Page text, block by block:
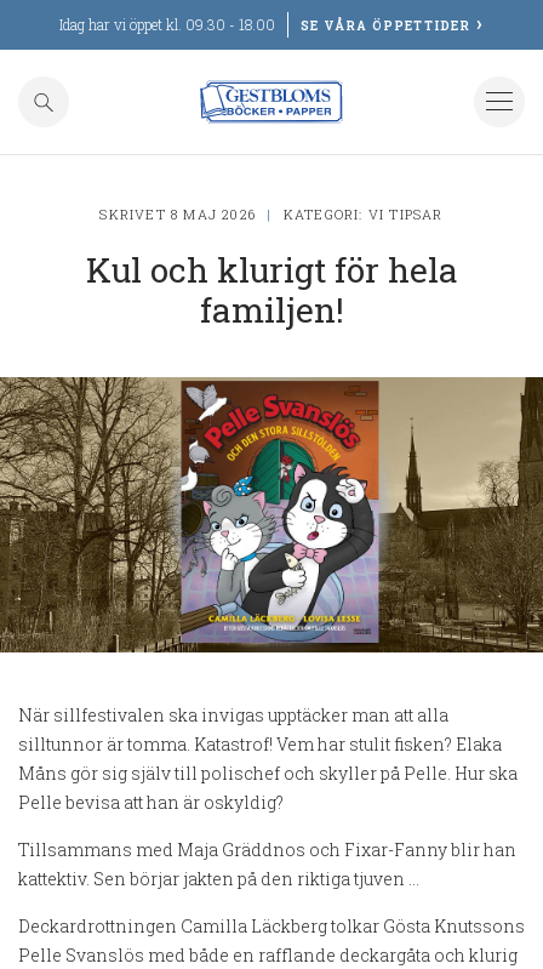
Idag har vi öppet kl. 09.30 - 18.00 SE VÅRA ÖPPETTIDER
SKRIVET 8 MAJ 2026 | KATEGORI: VI TIPSAR
Kul och klurigt för hela
familjen!
När sillfestivalen ska invigas upptäcker man att alla
silltunnor är tomma. Katastrof! Vem har stulit fisken? Elaka
Måns gör sig själv till polischef och skyller på Pelle. Hur ska
Pelle bevisa att han är oskyldig?
Tillsammans med Maja Gräddnos och Fixar-Fanny blir han
kattektiv. Sen börjar jakten på den riktiga tjuven …
Deckardrottningen Camilla Läckberg tolkar Gösta Knutssons
Pelle Svanslös med både en rafflande deckargåta och klurig
Aktuellt
Vi tipsar
Evenemang
Personal
Läslustan
Kontakt